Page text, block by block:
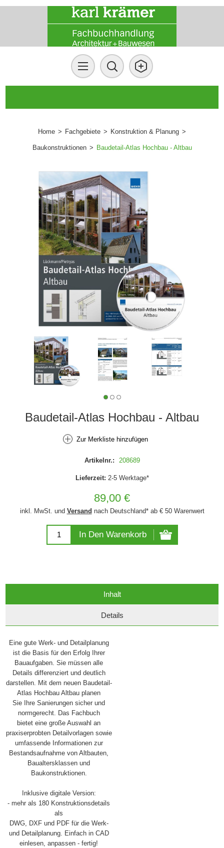
Home > Fachgebiete > Konstruktion & Planung >
Baukonstruktionen > Baudetail-Atlas Hochbau - Altbau
Baudetail-Atlas Hochbau - Altbau
Zur Merkliste hinzufügen
Artikelnr.: 208689
Lieferzeit: 2-5 Werktage*
89,00 €
inkl. MwSt. und Versand nach Deutschland* ab € 50 Warenwert
In Den Warenkorb
Inhalt
Details
Eine gute Werk- und Detailplanung
ist die Basis für den Erfolg Ihrer
Bauaufgaben. Sie müssen alle
Details differenziert und deutlich
darstellen. Mit dem neuen Baudetail-
Atlas Hochbau Altbau planen
Sie Ihre Sanierungen sicher und
normgerecht. Das Fachbuch
bietet eine große Auswahl an
praxiserprobten Detailvorlagen sowie
umfassende Informationen zur
Bestandsaufnahme von Altbauten,
Baualtersklassen und
Baukonstruktionen.
Inklusive digitale Version:
- mehr als 180 Konstruktionsdetails
als
DWG, DXF und PDF für die Werk-
und Detailplanung. Einfach in CAD
einlesen, anpassen - fertig!